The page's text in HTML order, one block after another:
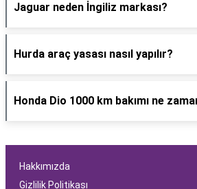
Jaguar neden İngiliz markası?
Hurda araç yasası nasıl yapılır?
Honda Dio 1000 km bakımı ne
Hakkımızda
Gizlilik Politikası